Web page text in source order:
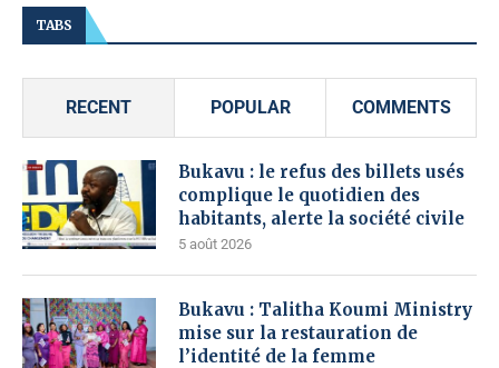
TABS
RECENT POPULAR COMMENTS
Bukavu : le refus des billets usés
complique le quotidien des
habitants, alerte la société civile
5 août 2026
Bukavu : Talitha Koumi Ministry
mise sur la restauration de
l’identité de la femme